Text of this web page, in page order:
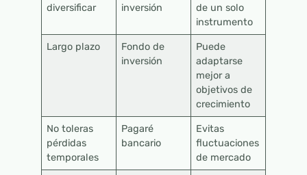
diversificar
inversión
de un solo
instrumento
Largo plazo
Fondo de
inversión
Puede
adaptarse
mejor a
objetivos de
crecimiento
No toleras
pérdidas
temporales
Pagaré
bancario
Evitas
fluctuaciones
de mercado